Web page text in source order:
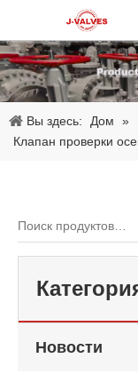
Вы здесь: Дом »
Клапан проверки
Новости
2026-06-08
Почему дисковые